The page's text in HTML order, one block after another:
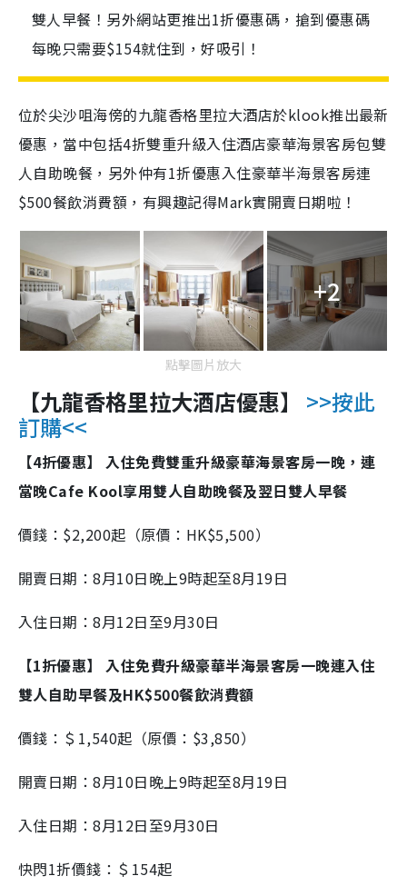
雙人早餐！另外網站更推出1折優惠碼，搶到優惠碼
每晚只需要$154就住到，好吸引！
位於尖沙咀海傍的九龍香格里拉大酒店於klook推出最新
優惠，當中包括4折雙重升級入住酒店豪華海景客房包雙
人自助晚餐，另外仲有1折優惠入住豪華半海景客房連
$500餐飲消費額，有興趣記得Mark實開賣日期啦！
+2
點擊圖片放大
【九龍香格里拉大酒店優惠】
>>按此
訂購<<
【4折優惠】 入住免費雙重升級豪華海景客房一晚，連
當晚Cafe Kool享用雙人自助晚餐及翌日雙人早餐
價錢：$2,200起（原價：HK$5,500）
開賣日期：8月10日晚上9時起至8月19日
入住日期：8月12日至9月30日
【1折優惠】 入住免費升級豪華半海景客房一晚連入住
雙人自助早餐及HK$500餐飲消費額
價錢：＄1,540起（原價：$3,850）
開賣日期：8月10日晚上9時起至8月19日
入住日期：8月12日至9月30日
快閃1折價錢：＄154起